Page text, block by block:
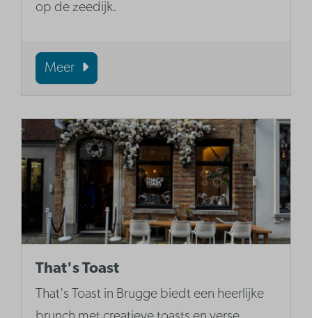
op de zeedijk.
Meer
That's Toast
That's Toast in Brugge biedt een heerlijke